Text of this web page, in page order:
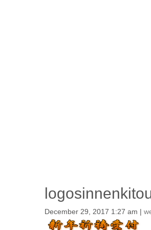
December 29, 2017 1:27 am